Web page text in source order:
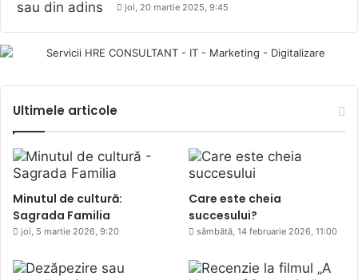
joi, 20 martie 2025, 9:45
Ultimele articole
Minutul de cultură:
Sagrada Familia
joi, 5 martie 2026, 9:20
Care este cheia
succesului?
sâmbătă, 14 februarie 2026, 11:00